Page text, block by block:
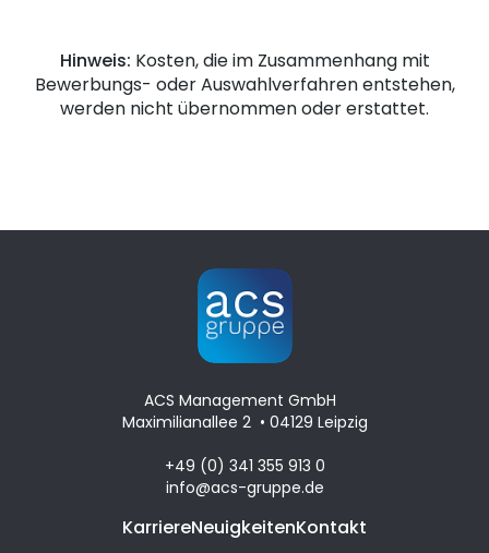
Hinweis: Kosten, die im Zusammenhang mit
Bewerbungs- oder Auswahlverfahren entstehen,
werden nicht übernommen oder erstattet.
ACS Management GmbH
Maximilianallee 2 • 04129 Leipzig
+49 (0) 341 355 913 0
info@acs-gruppe.de
KarriereNeuigkeitenKontakt